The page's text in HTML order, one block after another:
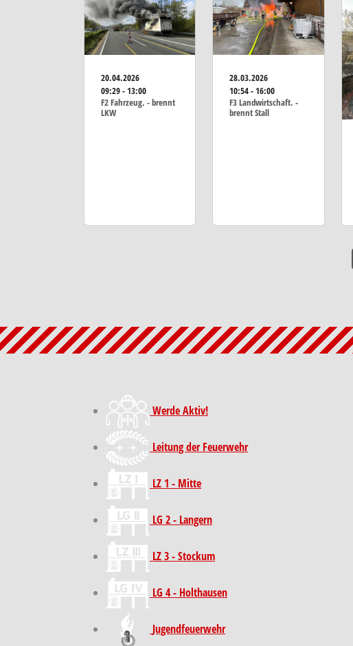
20.04.2026
09:29 - 13:00
F2 Fahrzeug. - brennt
LKW
28.03.2026
10:54 - 16:00
F3 Landwirtschaft. -
brennt Stall
Werde Aktiv!
Leitung der Feuerwehr
LZ 1 - Mitte
LG 2 - Langern
LZ 3 - Stockum
LG 4 - Holthausen
Jugendfeuerwehr